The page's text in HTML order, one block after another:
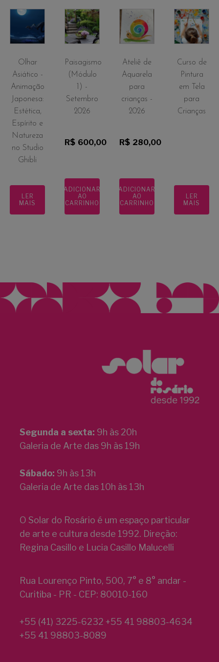
Olhar
Asiático -
Animação
Japonesa:
Estética,
Espírito e
Natureza
no Studio
Ghibli
LER
MAIS
Paisagismo
(Módulo
1) -
Setembro
2026
R$ 600,00
ADICIONAR
AO
CARRINHO
Ateliê de
Aquarela
para
crianças -
2026
R$ 280,00
ADICIONAR
AO
CARRINHO
Curso de
Pintura
em Tela
para
Crianças
LER
MAIS
Segunda a sexta: 9h às 20h
Galeria de Arte das 9h às 19h
Sábado: 9h às 13h
Galeria de Arte das 10h às 13h
O Solar do Rosário é um espaço particular
de arte e cultura desde 1992. Direção:
Regina Casillo e Lucia Casillo Malucelli
Rua Lourenço Pinto, 500, 7° e 8° andar -
Curitiba - PR - CEP: 80010-160
+55 (41) 3225-6232 +55 41 98803-4634
+55 41 98803-8089